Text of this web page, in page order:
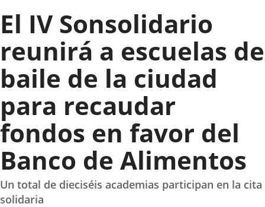
Valladolid
El IV Sonsolidario
reunirá a escuelas de
baile de la ciudad
para recaudar
fondos en favor del
Banco de Alimentos
Un total de dieciséis academias participan en la cita
solidaria